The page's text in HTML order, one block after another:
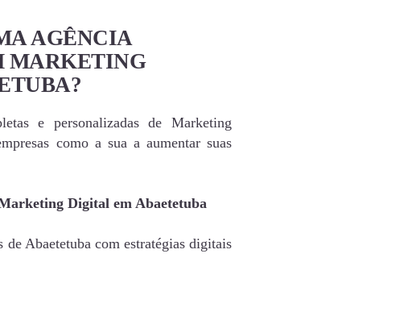
AGÊNCIA
MARKETING
e personalizadas de Marketing
como a sua a aumentar suas
Digital em Abaetetuba
Abaetetuba com estratégias digitais